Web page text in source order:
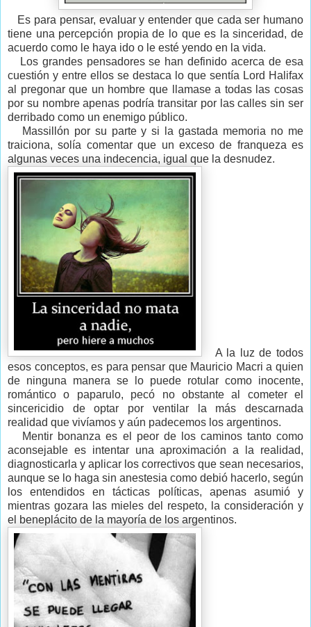
Es para pensar, evaluar y entender que cada ser humano
tiene una percepción propia de lo que es la sinceridad, de
acuerdo como le haya ido o le esté yendo en la vida.
Los grandes pensadores se han definido acerca de esa
cuestión y entre ellos se destaca lo que sentía Lord Halifax
al pregonar que un hombre que llamase a todas las cosas
por su nombre apenas podría transitar por las calles sin ser
derribado como un enemigo público.
Massillón por su parte y si la gastada memoria no me
traiciona, solía comentar que un exceso de franqueza es
algunas veces una indecencia, igual que la desnudez.
A la luz de todos
esos conceptos, es para pensar que Mauricio Macri a quien
de ninguna manera se lo puede rotular como inocente,
romántico o paparulo, pecó no obstante al cometer el
sincericidio de optar por ventilar la más descarnada
realidad que vivíamos y aún padecemos los argentinos.
Mentir bonanza es el peor de los caminos tanto como
aconsejable es intentar una aproximación a la realidad,
diagnosticarla y aplicar los correctivos que sean necesarios,
aunque se lo haga sin anestesia como debió hacerlo, según
los entendidos en tácticas políticas, apenas asumió y
mientras gozara las mieles del respeto, la consideración y
el beneplácito de la mayoría de los argentinos.